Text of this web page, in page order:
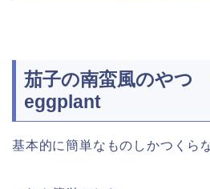
茄子の南蛮風のや
eggplant
基本的に簡単なものしかつくら